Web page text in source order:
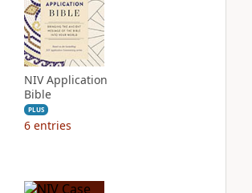
NIV Application
Bible
PLUS
6 entries